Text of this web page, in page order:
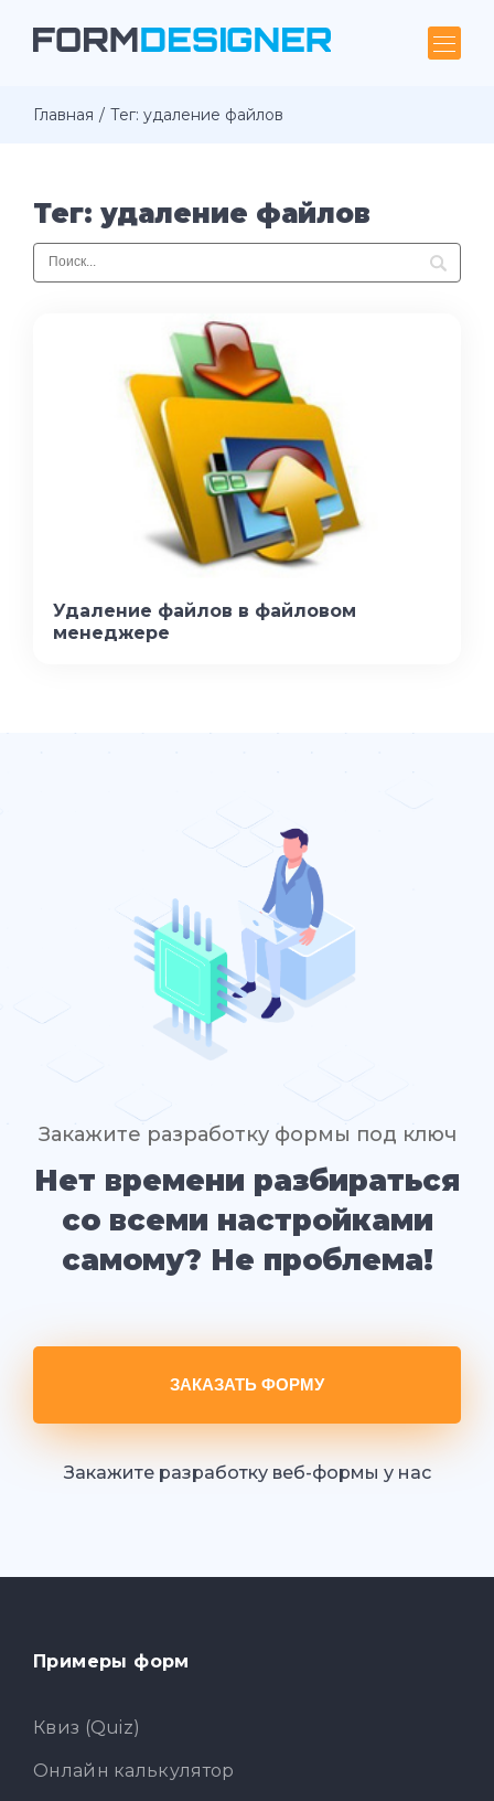
Главная Тег: удаление файлов
Тег: удаление файлов
Удаление файлов в файловом
менеджере
Закажите разработку формы под ключ
Нет времени разбираться
со всеми настройками
самому? Не проблема!
ЗАКАЗАТЬ ФОРМУ
Закажите разработку веб-формы у нас
Примеры форм
Квиз (Quiz)
Онлайн калькулятор